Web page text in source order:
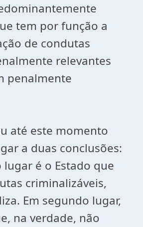
tem por função a
de condutas
relevantes
penalmente
até este momento
a duas conclusões:
é o Estado que
criminalizáveis,
Em segundo lugar,
na verdade, não